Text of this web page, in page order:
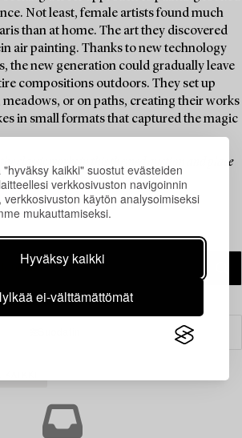
kaikki" suostut evästeiden
verkkosivuston navigoinnin
käytön analysoimiseksi
mukauttamiseksi.
Hyväksy kaikki
ei-välttämättömät
Not least, female artists found much
than at home. The art they discovered
air painting. Thanks to new technology
the new generation could gradually leave
compositions outdoors. They set up
meadows, or on paths, creating their works
in small formats that captured the magic
classic works in this themed auction and place